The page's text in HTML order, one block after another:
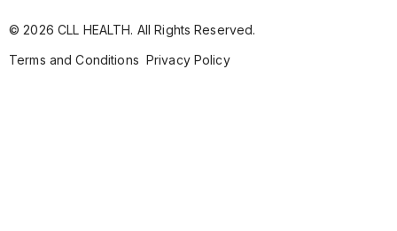
© 2026 CLL HEALTH. All Rights Reserved.
Terms and Conditions Privacy Policy